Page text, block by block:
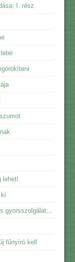
I. rész
lehet!
gyorsszolgálat…
fűnyíró kell